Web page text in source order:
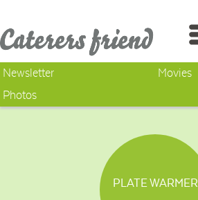
Newsletter
Movies
Photos
PLATE WARMER